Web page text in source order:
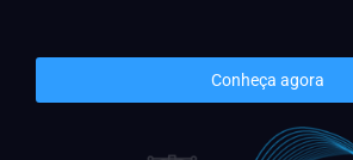
Conheça agora